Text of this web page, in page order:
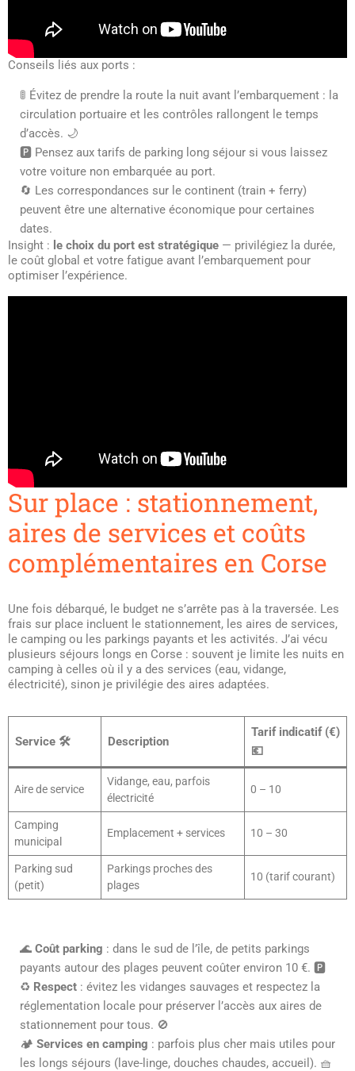
Conseils liés aux ports :
🚦 Évitez de prendre la route la nuit avant l’embarquement : la
circulation portuaire et les contrôles rallongent le temps
d’accès. 🌙
🅿️ Pensez aux tarifs de parking long séjour si vous laissez
votre voiture non embarquée au port.
🔄 Les correspondances sur le continent (train + ferry)
peuvent être une alternative économique pour certaines
dates.
Insight : le choix du port est stratégique — privilégiez la durée,
le coût global et votre fatigue avant l’embarquement pour
optimiser l’expérience.
Sur place : stationnement,
aires de services et coûts
complémentaires en Corse
Une fois débarqué, le budget ne s’arrête pas à la traversée. Les
frais sur place incluent le stationnement, les aires de services,
le camping ou les parkings payants et les activités. J’ai vécu
plusieurs séjours longs en Corse : souvent je limite les nuits en
camping à celles où il y a des services (eau, vidange,
électricité), sinon je privilégie des aires adaptées.
Service 🛠️ Description
Tarif indicatif (€)
💶
Aire de service
Vidange, eau, parfois
électricité
0 – 10
Camping
municipal
Emplacement + services 10 – 30
Parking sud
(petit)
Parkings proches des
plages
10 (tarif courant)
🌊 Coût parking : dans le sud de l’île, de petits parkings
payants autour des plages peuvent coûter environ 10 €. 🅿️
♻️ Respect : évitez les vidanges sauvages et respectez la
réglementation locale pour préserver l’accès aux aires de
stationnement pour tous. 🚫
🏕️ Services en camping : parfois plus cher mais utiles pour
les longs séjours (lave-linge, douches chaudes, accueil). 🧺